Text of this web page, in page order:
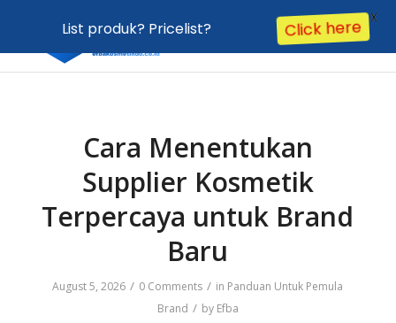
Cara Menentukan
Supplier Kosmetik
Terpercaya untuk Brand
Baru
List produk? Pricelist? Click here
X